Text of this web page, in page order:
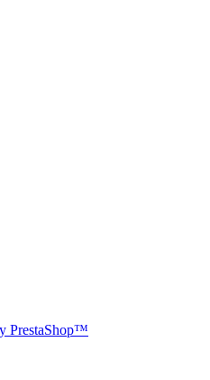
PrestaShop™